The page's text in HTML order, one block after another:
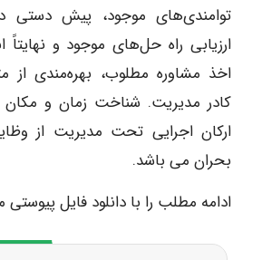
توامندی‌های موجود، پیش ‌دستی
ارزیابی راه حل‌های موجود و نهایتاً
اخذ مشاوره مطلوب، بهره‌مندی از
کادر مدیریت. شناخت زمان و مکان
ارکان اجرایی تحت مدیریت از
بحران می باشد.
ادامه مطلب را با دانلود فایل